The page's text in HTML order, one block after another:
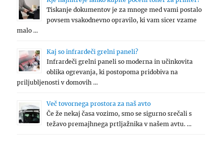
Tiskanje dokumentov je za mnoge med vami postalo
povsem vsakodnevno opravilo, ki vam sicer vzame
malo …
Kaj so infrardeči grelni paneli?
Infrardeči grelni paneli so moderna in učinkovita
oblika ogrevanja, ki postopoma pridobiva na
priljubljenosti v domovih …
Več tovornega prostora za naš avto
Če že nekaj časa vozimo, smo se sigurno srečali s
težavo premajhnega prtljažnika v našem avtu. …